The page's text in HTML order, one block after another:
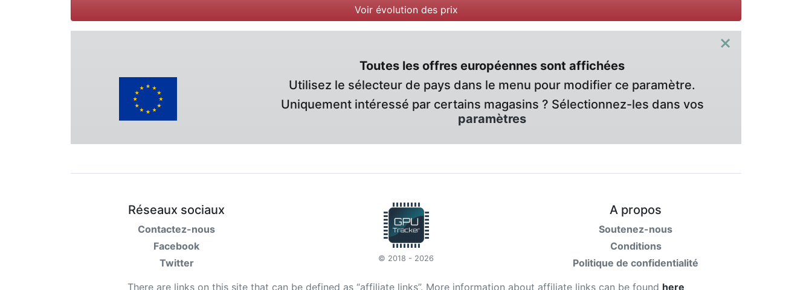
Voir évolution des prix
×
Toutes les offres européennes sont affichées
Utilisez le sélecteur de pays dans le menu pour modifier ce paramètre.
Uniquement intéressé par certains magasins ? Sélectionnez-les dans vos
paramètres
Réseaux sociaux
Contactez-nous
Facebook
Twitter
© 2018 - 2026
A propos
Soutenez-nous
Conditions
Politique de confidentialité
There are links on this site that can be defined as “affiliate links”. More information about affiliate links can be found here